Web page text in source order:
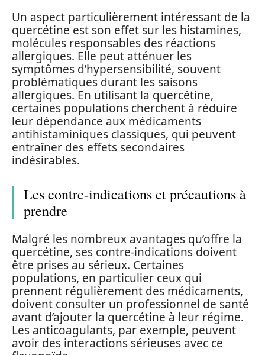
Un aspect particulièrement intéressant de la
quercétine est son effet sur les histamines,
molécules responsables des réactions
allergiques. Elle peut atténuer les
symptômes d’hypersensibilité, souvent
problématiques durant les saisons
allergiques. En utilisant la quercétine,
certaines populations cherchent à réduire
leur dépendance aux médicaments
antihistaminiques classiques, qui peuvent
entraîner des effets secondaires
indésirables.
Les contre-indications et précautions à
prendre
Malgré les nombreux avantages qu’offre la
quercétine, ses contre-indications doivent
être prises au sérieux. Certaines
populations, en particulier ceux qui
prennent régulièrement des médicaments,
doivent consulter un professionnel de santé
avant d’ajouter la quercétine à leur régime.
Les anticoagulants, par exemple, peuvent
avoir des interactions sérieuses avec ce